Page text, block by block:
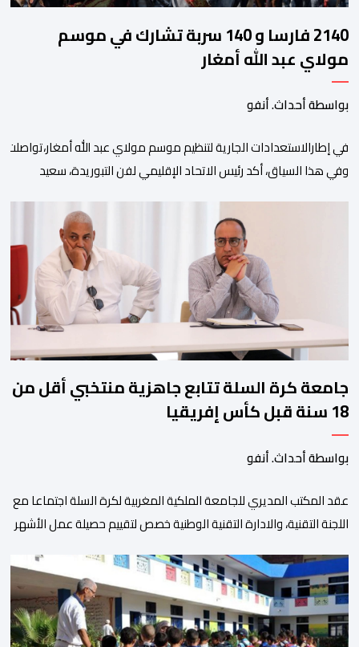
2140 فارسا و 140 سربة تشارك في موسم
مولاي عبد الله أمغار
بواسطة أحداث. أنفو
في إطارالاستعدادات الجارية لتنظيم موسم مولاي عبد الله
وفي هذا السياق، أكد رئيس الاتحاد الإقليمي لفن التبوريدة، سعيد
ولم تخل هذه الدورة من مؤشرات إيجابية على مستوى تنوعالمشاركة،
وتبرز هذه الأرقام الحجم الكبير الذي باتت تعرفه تظاهرةالتبوريدة
ومن المرتقب أن تعرف فعاليات الموسم إقبالا جماهيريا
واسعا،في ظل الشغف الكبير الذي يحظى به فن التبوريدة، باعتبارهأحد
جامعة كرة السلة تتابع جاهزية منتخبي أقل من
18 سنة قبل كأس إفريقيا
بواسطة أحداث. أنفو
عقد المكتب المديري للجامعة الملكية المغربية لكرة السلة اجتماعا مع
اللجنة التقنية، والادارة التقنية الوطنية خصص لتقييم حصيلة عمل الأشهر
المنتخبات الوطنية خلال الفترة الأخيرة. وشهد الاجتماع تقديم عرض
مفصل حول مشاركة المنتخبين الوطنيين لأقل من 18 سنة، إناثا وذكورا،
من طرف اللجنة التقنية التي واكبت كل […]